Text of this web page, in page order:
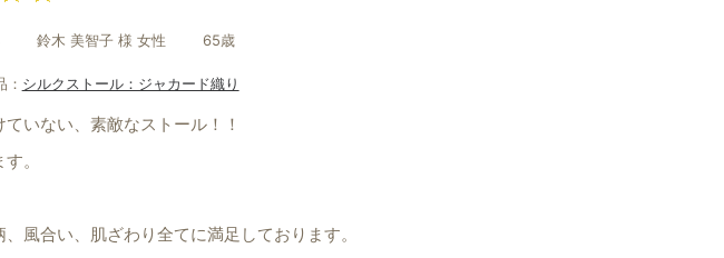
鈴木 美智子 様 女性 65歳
： シルクストール：ジャカード織り
いない、素敵なストール！！
。
風合い、肌ざわり全てに満足しております。